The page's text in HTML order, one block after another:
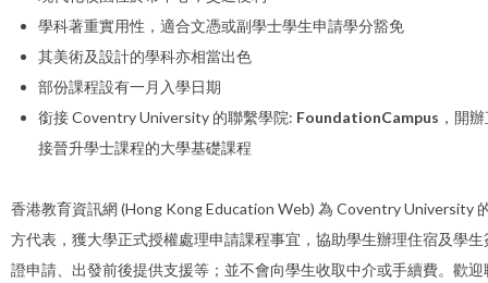
學科著重實用性，適合文憑或副學士學生申請學分豁免
其美術及設計的學科亦相當出色
部份課程設有一月入學日期
銜接 Coventry University 的聯繫學院: FoundationCampus ，開
接晉升學士課程的大學基礎課程
香港教育資訊網 (Hong Kong Education Web) 為 Coventry University
方代表，獲大學正式授權處理申請課程事宜，協助學生辦理住宿及學生
證申請、出發前後提供支援等；並不會向學生收取中介或手續費。歡迎